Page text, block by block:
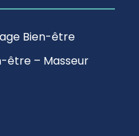
Bien-être
être – Masseur